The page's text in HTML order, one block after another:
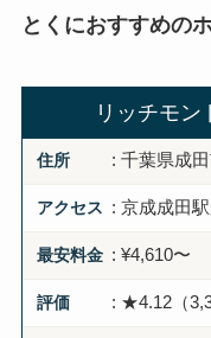
とくにおすすめの
リッチモン
住所 : 千葉県成
アクセス : 京成成田
最安料金 : ¥4,610〜
評価 : ★4.12（